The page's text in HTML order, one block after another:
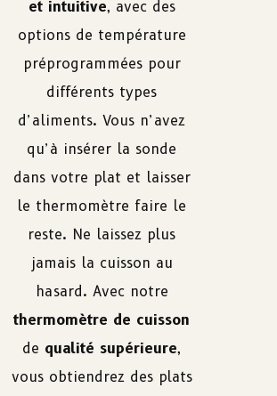
et intuitive, avec des
options de température
préprogrammées pour
différents types
d’aliments. Vous n’avez
qu’à insérer la sonde
dans votre plat et laisser
le thermomètre faire le
reste. Ne laissez plus
jamais la cuisson au
hasard. Avec notre
thermomètre de cuisson
de qualité supérieure,
vous obtiendrez des plats